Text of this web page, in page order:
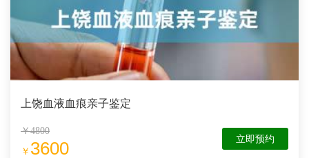
上饶血液血痕亲子鉴定
￥4800
￥ 3600 立即预约